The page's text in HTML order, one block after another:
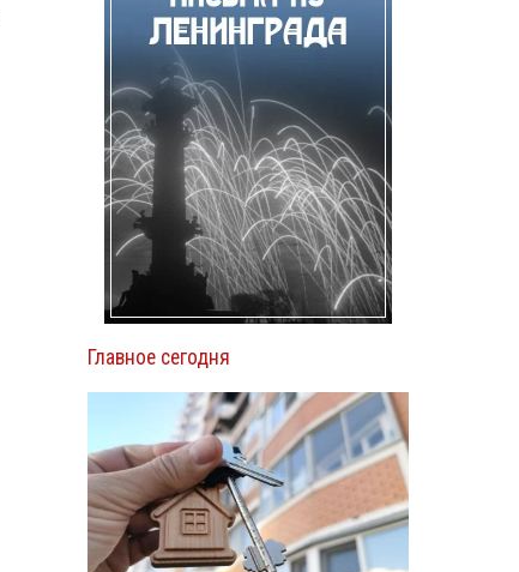
Главное сегодня